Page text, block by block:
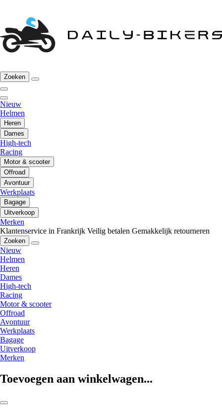
Zoeken
Nieuw
Helmen
Heren
Dames
High-tech
Racing
Motor & scooter
Offroad
Avontuur
Werkplaats
Bagage
Uitverkoop
Merken
Klantenservice in Frankrijk Veilig betalen Gemakkelijk retourneren
Zoeken
Nieuw
Helmen
Heren
Dames
High-tech
Racing
Motor & scooter
Offroad
Avontuur
Werkplaats
Bagage
Uitverkoop
Merken
Toevoegen aan winkelwagen...